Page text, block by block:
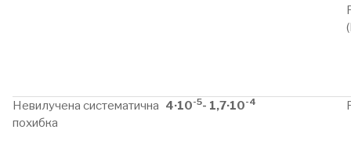
Невилучена систематична
похибка
4·10-5- 1,7·10-4